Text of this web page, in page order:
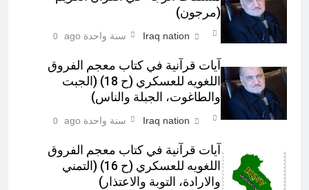
(مرجون)‎
Iraq nation سنة واحدة ago 0
آيات قرآنية في کتاب معجم الفروق
اللغويه للعسكري (ح 18) (الجبت
والطاغوت، الجبلة والناس)‎
Iraq nation سنة واحدة ago 0
آيات قرآنية في کتاب معجم الفروق
اللغويه للعسكري (ح 16) (التمني
والارادة، التوبة والاعتذار)‎